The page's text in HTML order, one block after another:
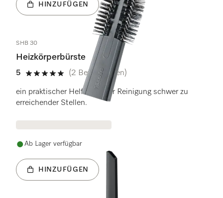
HINZUFÜGEN
SHB 30
Heizkörperbürste
5
5 Sterne von 5
(2 Bewertungen)
ein praktischer Helfer bei der Reinigung schwer zu
erreichender Stellen.
Ab Lager verfügbar
HINZUFÜGEN